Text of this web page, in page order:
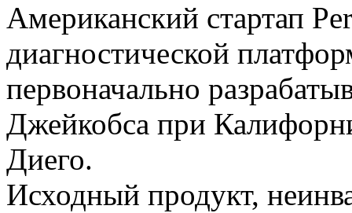
Американский стартап
диагностической
первоначально
Джейкобса при
Диего.
Исходный продукт,